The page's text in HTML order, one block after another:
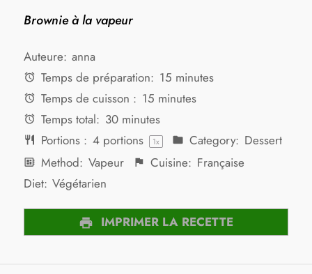
Brownie à la vapeur
Auteure: anna
Temps de préparation: 15 minutes
Temps de cuisson : 15 minutes
Temps total: 30 minutes
Portions : 4portions 1x Category: Dessert
Method: Vapeur Cuisine: Française
Diet: Végétarien
IMPRIMER LA RECETTE